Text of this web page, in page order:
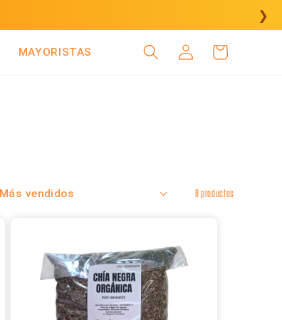
❯
MAYORISTAS
Iniciar
sesión
Carrito
8 productos